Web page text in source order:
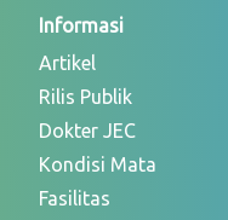
Informasi
Artikel
Rilis Publik
Dokter JEC
Kondisi Mata
Fasilitas